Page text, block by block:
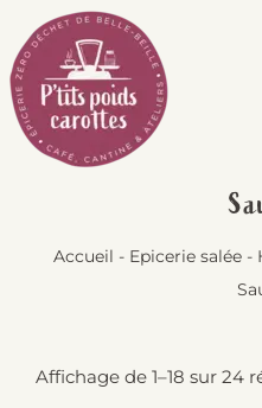
Passer
au
contenu
Accueil - Epicerie salée-
Affichage de 1–18 sur 24